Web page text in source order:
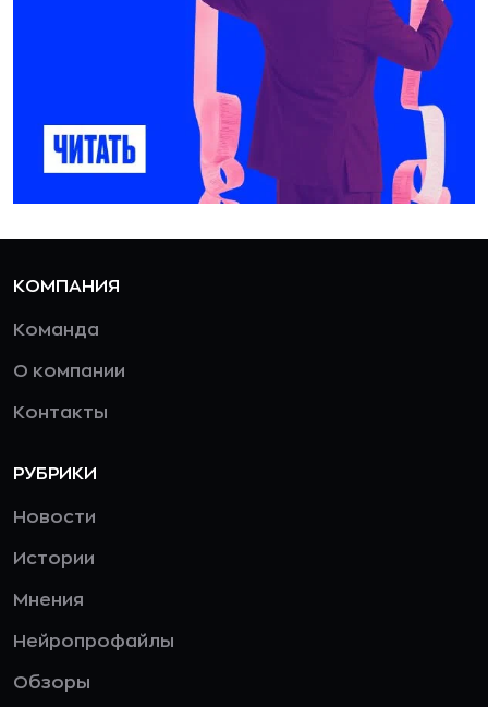
КОМПАНИЯ
Команда
О компании
Контакты
РУБРИКИ
Новости
Истории
Мнения
Нейропрофайлы
Обзоры